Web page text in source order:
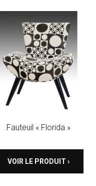
Fauteuil « Florida »
VOIR LE PRODUIT ›